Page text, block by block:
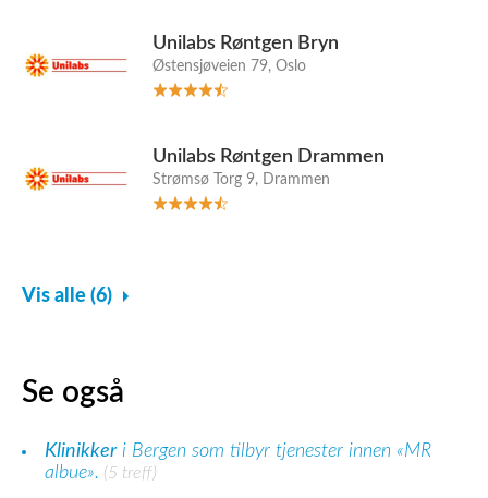
Unilabs Røntgen Bryn
Østensjøveien 79, Oslo
Unilabs Røntgen Drammen
Strømsø Torg 9, Drammen
Vis alle (6)
Se også
Klinikkeri Bergen som tilbyr tjenester innen «MR
albue». (5 treff)